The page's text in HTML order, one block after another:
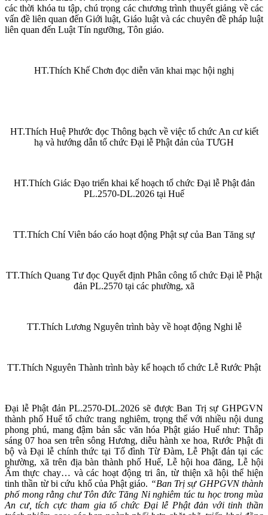
các thời khóa tu tập, chú trọng các chương trình thuyết giảng về các
vấn đề liên quan đến Giới luật, Giáo luật và các chuyên đề pháp luật
liên quan đến Luật Tín ngưỡng, Tôn giáo.
HT.Thích Khế Chơn đọc diễn văn khai mạc hội nghị
HT.Thích Huệ Phước đọc Thông bạch về việc tổ chức An cư kiết
hạ và hướng dẫn tổ chức Đại lễ Phật đản của TƯGH
HT.Thích Giác Đạo triển khai kế hoạch tổ chức Đại lễ Phật đản
PL.2570-DL.2026 tại Huế
TT.Thích Chí Viên báo cáo hoạt động Phật sự của Ban Tăng sự
TT.Thích Quang Tư đọc Quyết định Phân công tổ chức Đại lễ Phật
đản PL.2570 tại các phường, xã
TT.Thích Lương Nguyên trình bày về hoạt động Nghi lễ
TT.Thích Nguyên Thành trình bày kế hoạch tổ chức Lễ Rước Phật
Đại lễ Phật đản PL.2570-DL.2026 sẽ được Ban Trị sự GHPGVN
thành phố Huế tổ chức trang nghiêm, trọng thể với nhiều nội dung
phong phú, mang đậm bản sắc văn hóa Phật giáo Huế như: Thắp
sáng 07 hoa sen trên sông Hương, diễu hành xe hoa, Rước Phật đi
bộ và Đại lễ chính thức tại Tổ đình Từ Đàm, Lễ Phật đản tại các
phường, xã trên địa bàn thành phố Huế, Lễ hội hoa đăng, Lễ hội
Ẩm thực chay… và các hoạt động tri ân, từ thiện xã hội thể hiện
tinh thần từ bi cứu khổ của Phật giáo. “Ban Trị sự GHPGVN thành
phố mong rằng chư Tôn đức Tăng Ni nghiêm túc tu học trong mùa
An cư, tích cực tham gia tổ chức Đại lễ Phật đản với tinh thần